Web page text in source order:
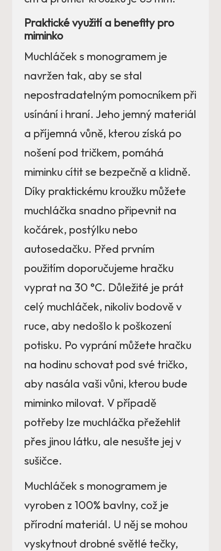
Praktické využití a benefity pro
miminko
Muchláček s monogramem je
navržen tak, aby se stal
nepostradatelným pomocníkem při
usínání i hraní. Jeho jemný materiál
a příjemná vůně, kterou získá po
nošení pod tričkem, pomáhá
miminku cítit se bezpečně a klidně.
Díky praktickému kroužku můžete
muchláčka snadno připevnit na
kočárek, postýlku nebo
autosedačku. Před prvním
použitím doporučujeme hračku
vyprat na 30 °C. Důležité je prát
celý muchláček, nikoliv bodově v
ruce, aby nedošlo k poškození
potisku. Po vyprání můžete hračku
na hodinu schovat pod své tričko,
aby nasála vaši vůni, kterou bude
miminko milovat. V případě
potřeby lze muchláčka přežehlit
přes jinou látku, ale nesušte jej v
sušičce.
Muchláček s monogramem je
vyroben z 100% bavlny, což je
přírodní materiál. U něj se mohou
vyskytnout drobné světlé tečky,